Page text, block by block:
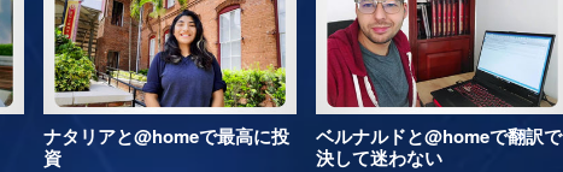
ナタリアと@homeで最高に投
資
ベルナルドと@homeで翻訳で
決して迷わない